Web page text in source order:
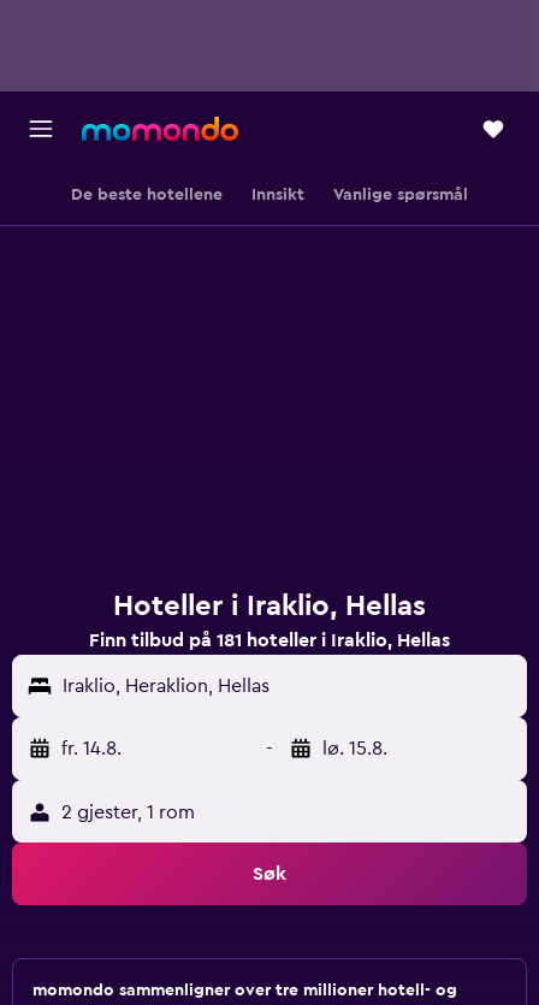
De beste hotellene Innsikt Vanlige spørsmål
Hoteller i Iraklio, Hellas
Finn tilbud på 181 hoteller i Iraklio, Hellas
Iraklio, Heraklion, Hellas
fr. 14.8. - lø. 15.8.
2 gjester, 1 rom
Søk
momondo sammenligner over tre millioner hotell- og